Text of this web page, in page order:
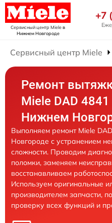
Сервисный центр Mieleв
Нижнем Новгороде
+7
Сервисный центр Miele
Ремонт
Miele DAD
Нижнем
Выполняем ремонт Miele
Новгороде с устранением
сложности. Проводим
поломки, заменяем
восстанавливаем
Используем оригинальные
производителем запчасти,
проверку всех функций и